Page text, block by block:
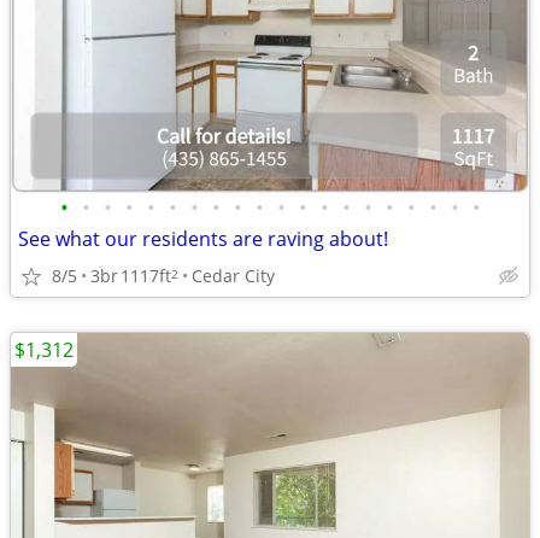
• • • • • • • • • • • • • • • • • • • •
See what our residents are raving about!
8/5 3br1117ft2 Cedar City
$1,312